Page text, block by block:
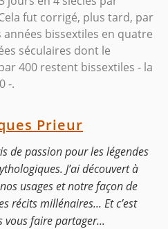
fut corrigé, plus tard, par
bissextiles en quatre
séculaires dont le
400 restent bissextiles - la
-.
Prieur
de passion pour les légendes
J’ai découvert à
usages et notre façon de
récits millénaires... Et c’est
vous faire partager...